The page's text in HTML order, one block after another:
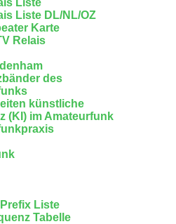
Liste
Liste DL/NL/OZ
Karte
Relais
des
künstliche
(KI) im Amateurfunk
Liste
Tabelle